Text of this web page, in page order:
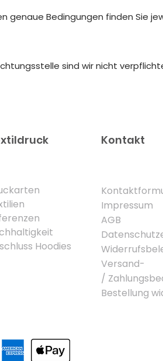
Bedingungen finden Sie
sind wir nicht
Kontakt
Hoodies
Impressum
AGB
Versand-
/
Bestellung